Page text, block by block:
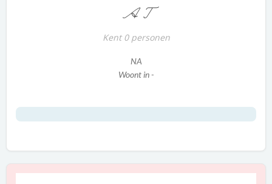
A T
Kent 0 personen
NA
Woont in -